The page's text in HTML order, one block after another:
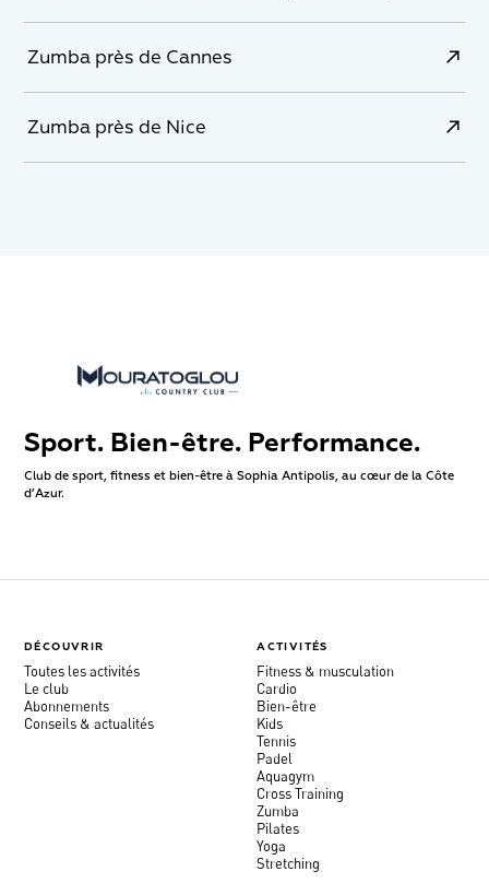
Zumba près de Cannes
Zumba près de Nice
Sport. Bien-être. Performance.
Club de sport, fitness et bien-être à Sophia Antipolis, au cœur de la Côte
d’Azur.
DÉCOUVRIR
Toutes les activités
Le club
Abonnements
Conseils & actualités
ACTIVITÉS
Fitness & musculation
Cardio
Bien-être
Kids
Tennis
Padel
Aquagym
Cross Training
Zumba
Pilates
Yoga
Stretching